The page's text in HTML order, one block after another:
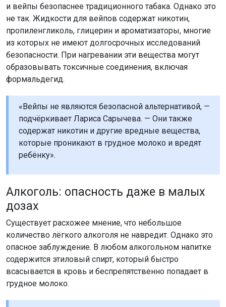
и вейпы безопаснее традиционного табака. Однако это
не так. Жидкости для вейпов содержат никотин,
пропиленгликоль, глицерин и ароматизаторы, многие
из которых не имеют долгосрочных исследований
безопасности. При нагревании эти вещества могут
образовывать токсичные соединения, включая
формальдегид.
«Вейпы не являются безопасной альтернативой, —
подчёркивает Лариса Сарычева. — Они также
содержат никотин и другие вредные вещества,
которые проникают в грудное молоко и вредят
ребёнку».
Алкоголь: опасность даже в малых
дозах
Существует расхожее мнение, что небольшое
количество лёгкого алкоголя не навредит. Однако это
опасное заблуждение. В любом алкогольном напитке
содержится этиловый спирт, который быстро
всасывается в кровь и беспрепятственно попадает в
грудное молоко.